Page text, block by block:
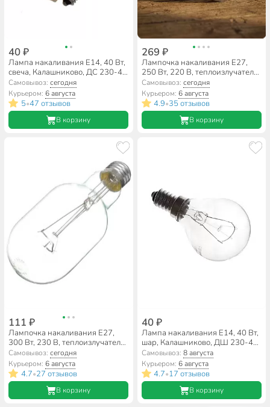
40 ₽
Лампа накаливания E14, 40 Вт,
свеча, Калашниково, ДС 230-40
В36, Б 230-40
Самовывоз:сегодня
Курьером:6 августа
5•47 отзывов
В корзину
269 ₽
Лампочка накаливания E27,
250 Вт, 220 В, теплоизлучатель,
зеркальная, Калашниково
Самовывоз: сегодня
Курьером: 6 августа
4.9•35 отзывов
В корзину
111 ₽
Лампочка накаливания E27,
300 Вт, 230 В, теплоизлучатель,
Т68, Калашниково, Т 230-300
Самовывоз:сегодня
Курьером:6 августа
4.7•27 отзывов
В корзину
40 ₽
Лампа накаливания E14, 40 Вт,
шар, Калашниково, ДШ 230-40
Р45, Б 230-40
Самовывоз: 8 августа
Курьером: 6 августа
4.7•17 отзывов
В корзину